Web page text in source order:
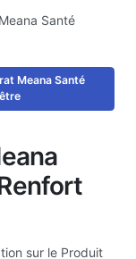
Santé
Meana Santé
sur le Produit